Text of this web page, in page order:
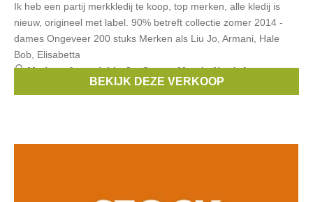
Ik heb een partij merkkledij te koop, top merken, alle kledij is
nieuw, origineel met label. 90% betreft collectie zomer 2014 -
dames Ongeveer 200 stuks Merken als Liu Jo, Armani, Hale
Bob, Elisabetta
Merken:Armani,Liu Jo,Scapa,Mer du Nord,Atos
BEKIJK DEZE VERKOOP